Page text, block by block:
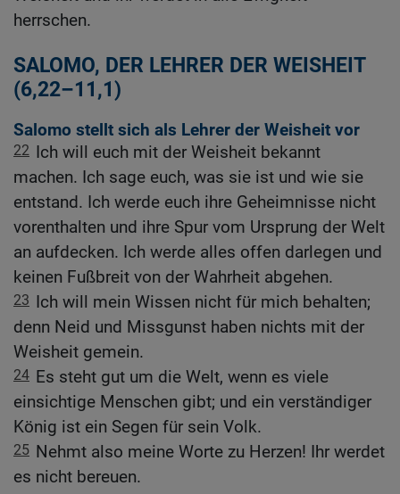
herrschen.
SALOMO, DER LEHRER DER WEISHEIT
(6,22–11,1)
Salomo stellt sich als Lehrer der Weisheit vor
22 Ich will euch mit der Weisheit bekannt
machen. Ich sage euch, was sie ist und wie sie
entstand. Ich werde euch ihre Geheimnisse nicht
vorenthalten und ihre Spur vom Ursprung der Welt
an aufdecken. Ich werde alles offen darlegen und
keinen Fußbreit von der Wahrheit abgehen.
23 Ich will mein Wissen nicht für mich behalten;
denn Neid und Missgunst haben nichts mit der
Weisheit gemein.
24 Es steht gut um die Welt, wenn es viele
einsichtige Menschen gibt; und ein verständiger
König ist ein Segen für sein Volk.
25 Nehmt also meine Worte zu Herzen! Ihr werdet
es nicht bereuen.